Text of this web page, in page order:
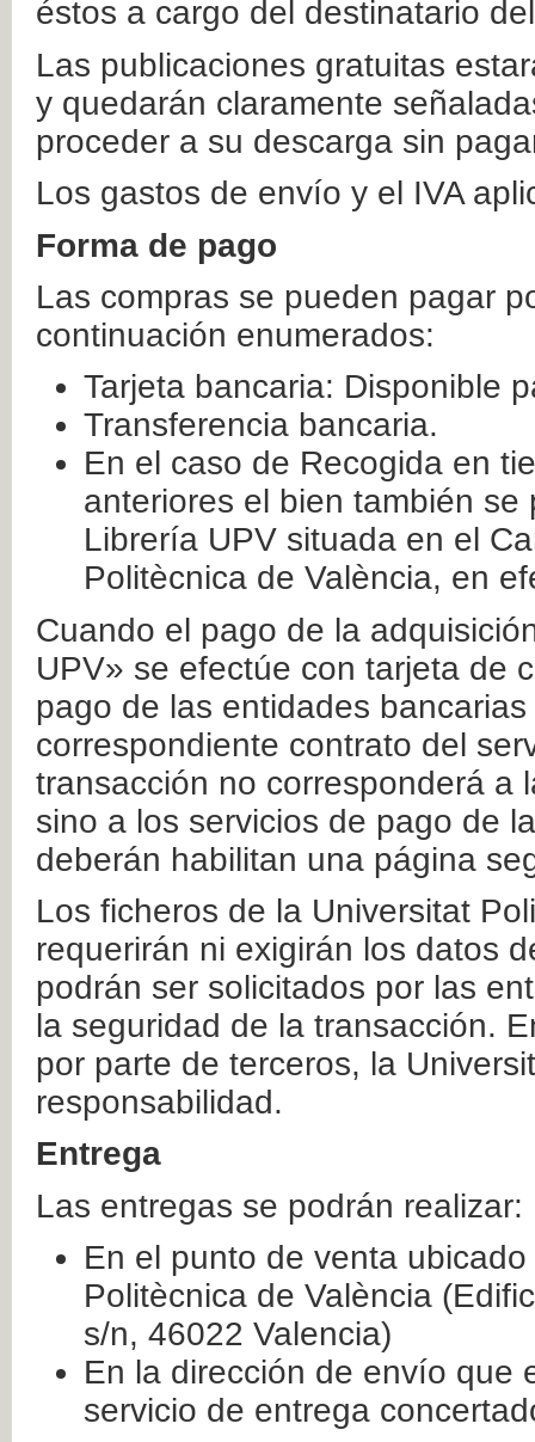
éstos a cargo del destinatario
Las publicaciones gratuitas
y quedarán claramente
proceder a su descarga sin
Los gastos de envío y el IVA
Forma de pago
Las compras se pueden pagar
continuación enumerados:
Tarjeta bancaria: Disponible
Transferencia bancaria.
En el caso de Recogida en
anteriores el bien también
Librería UPV situada en el
Politècnica de València, en
Cuando el pago de la
UPV» se efectúe con tarjeta de
pago de las entidades
correspondiente contrato del
transacción no corresponderá a
sino a los servicios de pago de
deberán habilitan una página
Los ficheros de la Universitat
requerirán ni exigirán los datos
podrán ser solicitados por las
la seguridad de la transacción.
por parte de terceros, la
responsabilidad.
Entrega
Las entregas se podrán realizar:
En el punto de venta
Politècnica de València
s/n, 46022 Valencia)
En la dirección de envío que
servicio de entrega